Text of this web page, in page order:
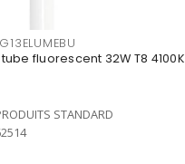
fluorescent 32W T8 4100K
STANDARD